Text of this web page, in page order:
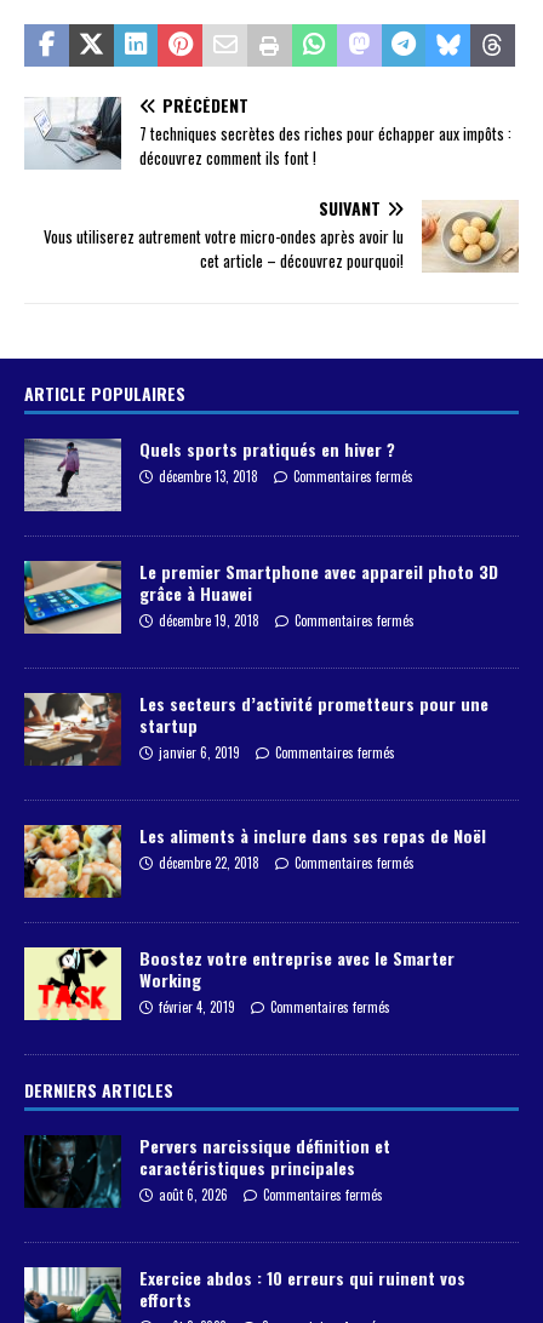
PRÉCÉDENT
7 techniques secrètes des riches pour échapper aux impôts :
découvrez comment ils font !
SUIVANT
Vous utiliserez autrement votre micro-ondes après avoir lu
cet article – découvrez pourquoi!
ARTICLE POPULAIRES
Quels sports pratiqués en hiver ?
décembre 13, 2018 Commentaires fermés
Le premier Smartphone avec appareil photo 3D
grâce à Huawei
décembre 19, 2018 Commentaires fermés
Les secteurs d’activité prometteurs pour une
startup
janvier 6, 2019 Commentaires fermés
Les aliments à inclure dans ses repas de Noël
décembre 22, 2018 Commentaires fermés
Boostez votre entreprise avec le Smarter
Working
février 4, 2019 Commentaires fermés
DERNIERS ARTICLES
Pervers narcissique définition et
caractéristiques principales
août 6, 2026 Commentaires fermés
Exercice abdos : 10 erreurs qui ruinent vos
efforts